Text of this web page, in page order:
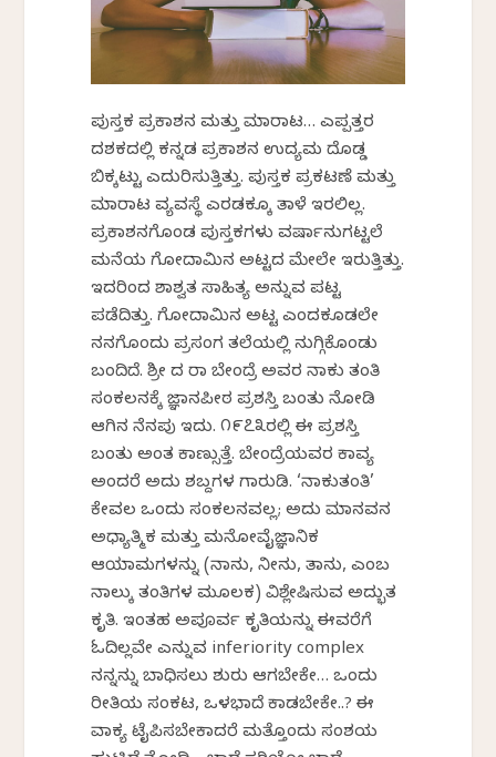
ಪುಸ್ತಕ ಪ್ರಕಾಶನ ಮತ್ತು ಮಾರಾಟ… ಎಪ್ಪತ್ತರ
ದಶಕದಲ್ಲಿ ಕನ್ನಡ ಪ್ರಕಾಶನ ಉದ್ಯಮ ದೊಡ್ಡ
ಬಿಕ್ಕಟ್ಟು ಎದುರಿಸುತ್ತಿತ್ತು. ಪುಸ್ತಕ ಪ್ರಕಟಣೆ ಮತ್ತು
ಮಾರಾಟ ವ್ಯವಸ್ಥೆ ಎರಡಕ್ಕೂ ತಾಳೆ ಇರಲಿಲ್ಲ.
ಪ್ರಕಾಶನಗೊಂಡ ಪುಸ್ತಕಗಳು ವರ್ಷಾನುಗಟ್ಟಲೆ
ಮನೆಯ ಗೋದಾಮಿನ ಅಟ್ಟದ ಮೇಲೇ ಇರುತ್ತಿತ್ತು.
ಇದರಿಂದ ಶಾಶ್ವತ ಸಾಹಿತ್ಯ ಅನ್ನುವ ಪಟ್ಟ
ಪಡೆದಿತ್ತು. ಗೋದಾಮಿನ ಅಟ್ಟ ಎಂದಕೂಡಲೇ
ನನಗೊಂದು ಪ್ರಸಂಗ ತಲೆಯಲ್ಲಿ ನುಗ್ಗಿಕೊಂಡು
ಬಂದಿದೆ. ಶ್ರೀ ದ ರಾ ಬೇಂದ್ರೆ ಅವರ ನಾಕು ತಂತಿ
ಸಂಕಲನಕ್ಕೆ ಜ್ಞಾನಪೀಠ ಪ್ರಶಸ್ತಿ ಬಂತು ನೋಡಿ
ಆಗಿನ ನೆನಪು ಇದು. ೧೯೭೩ರಲ್ಲಿ ಈ ಪ್ರಶಸ್ತಿ
ಬಂತು ಅಂತ ಕಾಣ್ಸುತ್ತೆ. ಬೇಂದ್ರೆಯವರ ಕಾವ್ಯ
ಅಂದರೆ ಅದು ಶಬ್ದಗಳ ಗಾರುಡಿ. ‘ನಾಕುತಂತಿ’
ಕೇವಲ ಒಂದು ಸಂಕಲನವಲ್ಲ; ಅದು ಮಾನವನ
ಅಧ್ಯಾತ್ಮಿಕ ಮತ್ತು ಮನೋವೈಜ್ಞಾನಿಕ
ಆಯಾಮಗಳನ್ನು (ನಾನು, ನೀನು, ತಾನು, ಎಂಬ
ನಾಲ್ಕು ತಂತಿಗಳ ಮೂಲಕ) ವಿಶ್ಲೇಷಿಸುವ ಅದ್ಭುತ
ಕೃತಿ. ಇಂತಹ ಅಪೂರ್ವ ಕೃತಿಯನ್ನು ಈವರೆಗೆ
ಓದಿಲ್ಲವೇ ಎನ್ನುವ inferiority complex
ನನ್ನನ್ನು ಬಾಧಿಸಲು ಶುರು ಆಗಬೇಕೇ… ಒಂದು
ರೀತಿಯ ಸಂಕಟ, ಒಳಭಾದೆ ಕಾಡಬೇಕೇ..? ಈ
ವಾಕ್ಯ ಟೈಪಿಸಬೇಕಾದರೆ ಮತ್ತೊಂದು ಸಂಶಯ